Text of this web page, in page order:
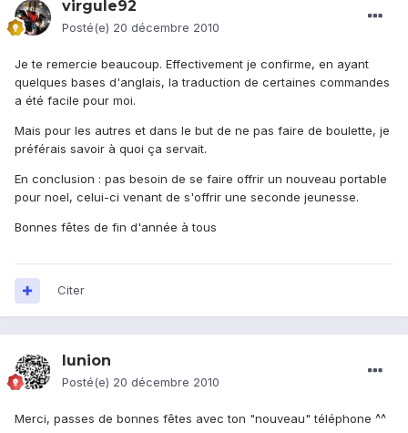
virgule92
Posté(e) 20 décembre 2010
Je te remercie beaucoup. Effectivement je confirme, en ayant
quelques bases d'anglais, la traduction de certaines commandes
a été facile pour moi.
Mais pour les autres et dans le but de ne pas faire de boulette, je
préférais savoir à quoi ça servait.
En conclusion : pas besoin de se faire offrir un nouveau portable
pour noel, celui-ci venant de s'offrir une seconde jeunesse.
Bonnes fêtes de fin d'année à tous
Citer
lunion
Posté(e) 20 décembre 2010
Merci, passes de bonnes fêtes avec ton "nouveau" téléphone ^^